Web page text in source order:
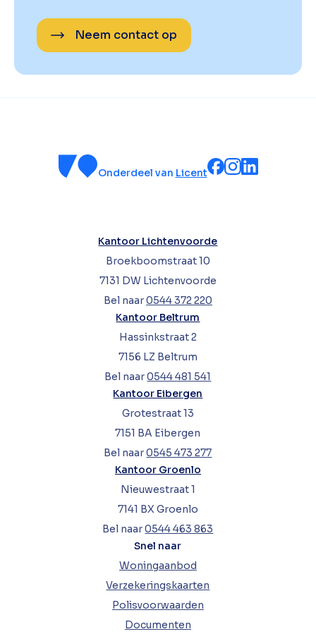
Neem contact op
Onderdeel van Licent
Kantoor Lichtenvoorde
Broekboomstraat 10
7131 DW Lichtenvoorde
Bel naar0544 372 220
Kantoor Beltrum
Hassinkstraat 2
7156 LZ Beltrum
Bel naar0544 481 541
Kantoor Eibergen
Grotestraat 13
7151 BA Eibergen
Bel naar0545 473 277
Kantoor Groenlo
Nieuwestraat 1
7141 BX Groenlo
Bel naar0544 463 863
Snel naar
Woningaanbod
Verzekeringskaarten
Polisvoorwaarden
Documenten